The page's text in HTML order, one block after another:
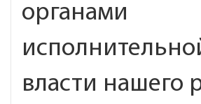
органами
власти нашего